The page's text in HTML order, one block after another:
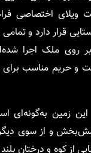
ویلای اختصاصی
قرار دارد و
روی ملک اجرا
و حریم مناسب
این زمین به‌گونه‌ای
و از سوی دیگر
از کوه و درختان